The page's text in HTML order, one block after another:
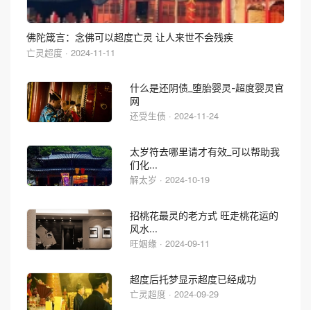
佛陀箴言：念佛可以超度亡灵 让人来世不会残疾
亡灵超度 · 2024-11-11
什么是还阴债_堕胎婴灵-超度婴灵官
网
还受生债 · 2024-11-24
太岁符去哪里请才有效_可以帮助我
们化...
解太岁 · 2024-10-19
招桃花最灵的老方式 旺走桃花运的
风水...
旺姻缘 · 2024-09-11
超度后托梦显示超度已经成功
亡灵超度 · 2024-09-29